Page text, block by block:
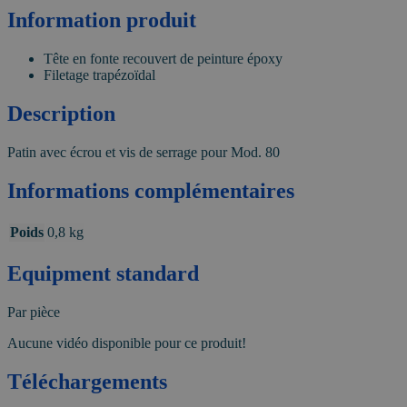
Information produit
Tête en fonte recouvert de peinture époxy
Filetage trapézoïdal
Description
Patin avec écrou et vis de serrage pour Mod. 80
Informations complémentaires
Poids 0,8 kg
Equipment standard
Par pièce
Aucune vidéo disponible pour ce produit!
Téléchargements